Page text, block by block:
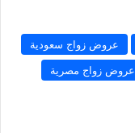
عروض زواج سعودية
عروض زواج مصرية